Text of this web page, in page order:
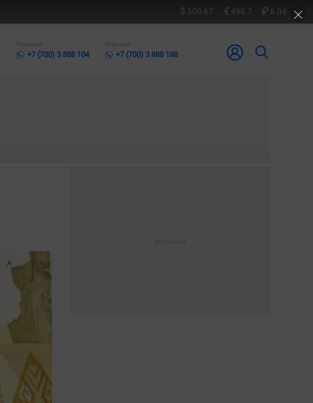
500.67 490.7 6.04
Редакция
+7 (700) 3 888 104
Жарнама
+7 (700) 3 888 188